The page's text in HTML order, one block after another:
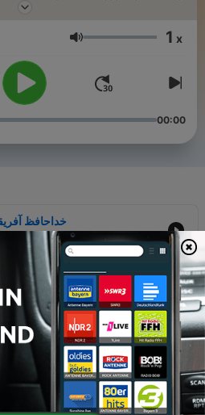
مهرجو- مروا
Lautstärke 1 x
00:00
خداحافظ
خداحافظ
خداحافظ آفریقا: قسمت بیست
خداحافظ آفریقا: قسمت